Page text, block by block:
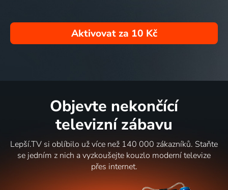
Aktivovat za 10 Kč
Objevte nekončící
televizní zábavu
Lepší.TV si oblíbilo už více než 140 000 zákazníků. Staňte
se jedním z nich a vyzkoušejte kouzlo moderní televize
přes internet.